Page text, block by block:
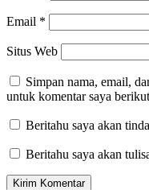
Email *
Situs Web
Simpan nama, email,
untuk komentar saya
Beritahu saya akan
Beritahu saya akan